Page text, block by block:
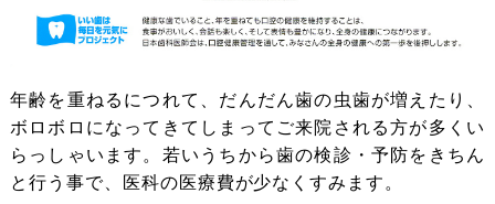
年齢を重ねるにつれて、だんだん歯の虫歯が増えたり、
ボロボロになってきてしまってご来院される方が多くい
らっしゃいます。若いうちから歯の検診・予防をきちん
と行う事で、医科の医療費が少なくすみます。